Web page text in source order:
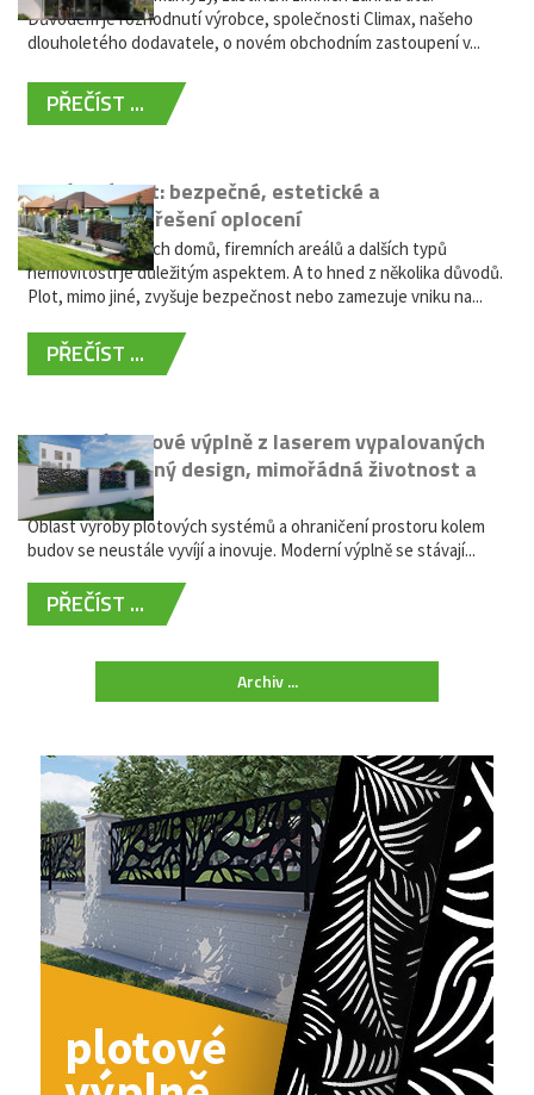
Důvodem je rozhodnutí výrobce, společnosti Climax, našeho
dlouholetého dodavatele, o novém obchodním zastoupení v...
PŘEČÍST ...
Hliníkový plot: bezpečné, estetické a
bezúdržbové řešení oplocení
Oplocení rodinných domů, firemních areálů a dalších typů
nemovitostí je důležitým aspektem. A to hned z několika důvodů.
Plot, mimo jiné, zvyšuje bezpečnost nebo zamezuje vniku na...
PŘEČÍST ...
Moderní plotové výplně z laserem vypalovaných
kovů: výjimečný design, mimořádná životnost a
žádná údržba
Oblast výroby plotových systémů a ohraničení prostoru kolem
budov se neustále vyvíjí a inovuje. Moderní výplně se stávají...
PŘEČÍST ...
Archiv ...